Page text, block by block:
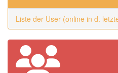
Liste der User (online in d.